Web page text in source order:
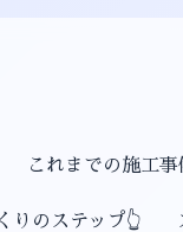
これまでの施工事
りのステップ👆